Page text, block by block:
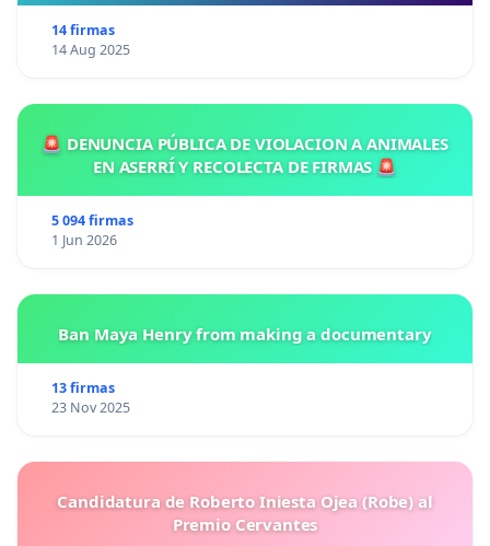
14 firmas
14 Aug 2025
🚨 DENUNCIA PÚBLICA DE VIOLACION A ANIMALES
EN ASERRÍ Y RECOLECTA DE FIRMAS 🚨
5 094 firmas
1 Jun 2026
Ban Maya Henry from making a documentary
13 firmas
23 Nov 2025
Candidatura de Roberto Iniesta Ojea (Robe) al
Premio Cervantes